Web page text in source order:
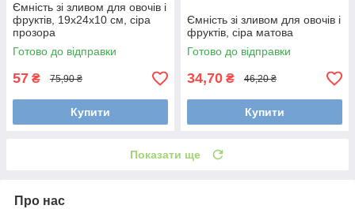
Ємність зі зливом для овочів і
фруктів, 19х24х10 см, сіра
прозора
Готово до відправки
57 ₴ 75,90 ₴
Купити
Ємність зі зливом для овочів і
фруктів, сіра матова
Готово до відправки
34,70 ₴ 46,20 ₴
Купити
Показати ще
Про нас